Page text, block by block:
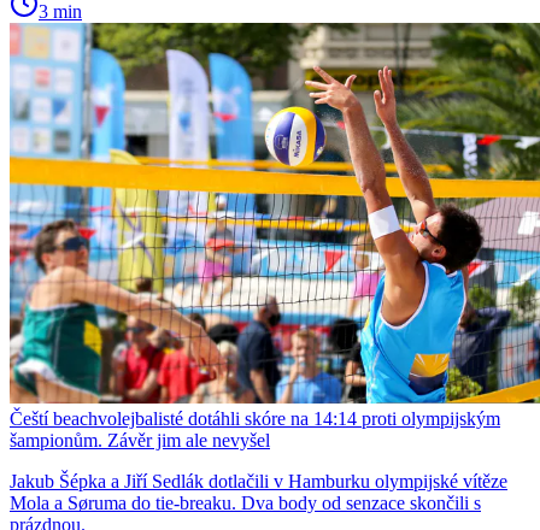
3 min
Čeští beachvolejbalisté dotáhli skóre na 14:14 proti olympijským
šampionům. Závěr jim ale nevyšel
Jakub Šépka a Jiří Sedlák dotlačili v Hamburku olympijské vítěze
Mola a Søruma do tie-breaku. Dva body od senzace skončili s
prázdnou.